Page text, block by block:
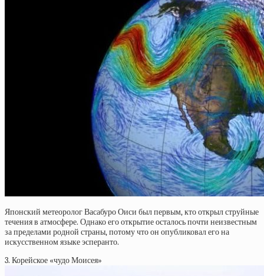
Японский метеоролог Васабуро Оиси был первым, кто открыл струйные
течения в атмосфере. Однако его открытие осталось почти неизвестным
за пределами родной страны, потому что он опубликовал его на
искусственном языке эсперанто.
3. Корейское «чудо Моисея»